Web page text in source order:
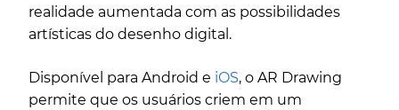
realidade aumentada com as possibilidades
artísticas do desenho digital.
Disponível para Android e iOS, o AR Drawing
permite que os usuários criem em um